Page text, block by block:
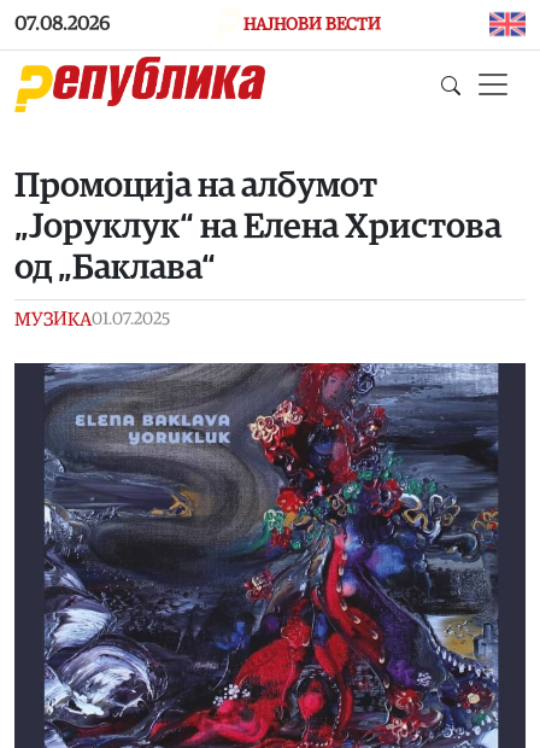
Skip to main content
07.08.2026 НАЈНОВИ ВЕСТИ
Промоција на албумот
„Јоруклук“ на Елена Христова
од „Баклава“
МУЗИКА01.07.2025